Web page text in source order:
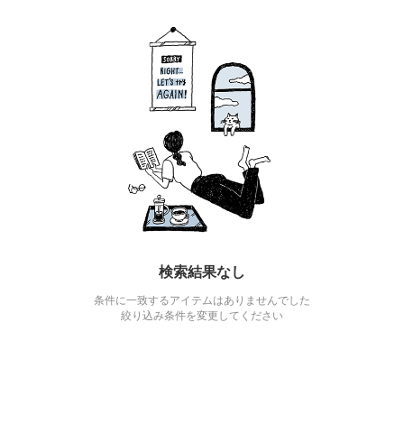
検索結果なし
条件に一致するアイテムはありませんでした
絞り込み条件を変更してください